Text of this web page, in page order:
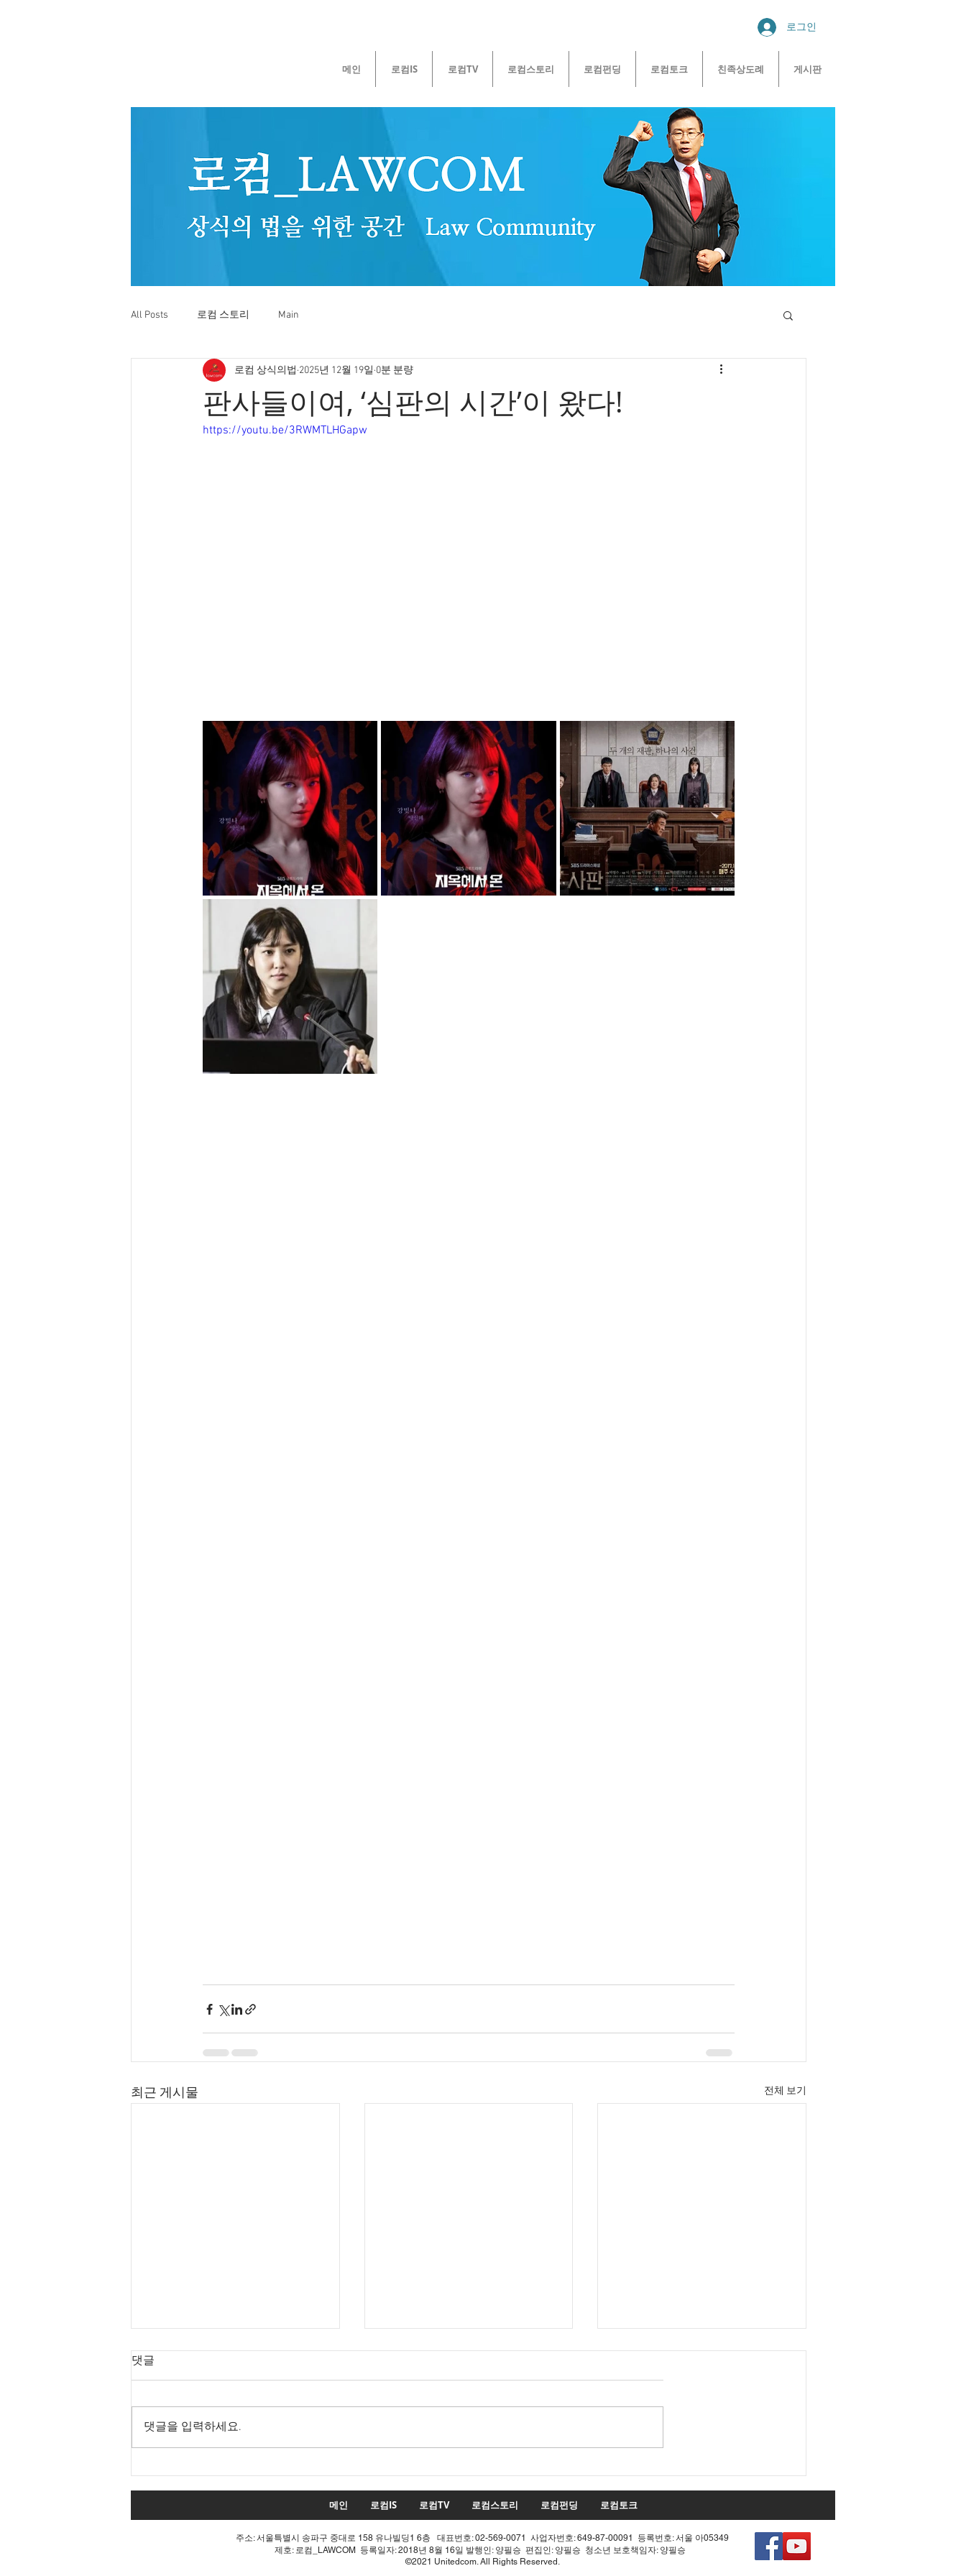
로그인
메인 로컴IS 로컴TV 로컴스토리 로컴펀딩 로컴토크 친족상도례 게시판
All Posts 로컴 스토리 Main
판사들이여, ‘심판의 시간’이 왔다!
로컴 상식의법 2025년 12월 19일 0분 분량
https://youtu.be/3RWMTLHGapw
최근 게시물 전체 보기
공 불꽃!
적 쇄신으론 어림없다!
수치 조작 모의한 선관위!
댓글
댓글을 입력하세요.
메인 로컴IS 로컴TV 로컴스토리 로컴펀딩 로컴토크
주소: 서울특별시 송파구 중대로 158 유나빌딩1 6층 대표번호: 02-569-0071 사업자번호: 649-87-00091 등록번호: 서울 아05349
제호: 로컴_LAWCOM 등록일자: 2018년 8월 16일 발행인: 양필승 편집인: 양필승 청소년 보호책임자: 양필승
©2021 Unitedcom. All Rights Reserved.